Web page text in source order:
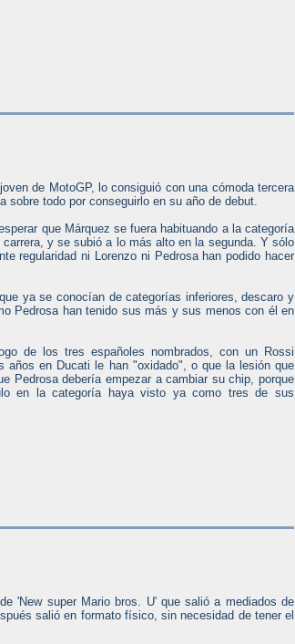
de MotoGP, lo consiguió con una cómoda tercera
todo por conseguirlo en su año de debut.
que Márquez se fuera habituando a la categoría
y se subió a lo más alto en la segunda. Y sólo
regularidad ni Lorenzo ni Pedrosa han podido hacer
ya se conocían de categorías inferiores, descaro y
Pedrosa han tenido sus más y sus menos con él en
de los tres españoles nombrados, con un Rossi
en Ducati le han "oxidado", o que la lesión que
Pedrosa debería empezar a cambiar su chip, porque
en la categoría haya visto ya como tres de sus
'New super Mario bros. U' que salió a mediados de
salió en formato físico, sin necesidad de tener el